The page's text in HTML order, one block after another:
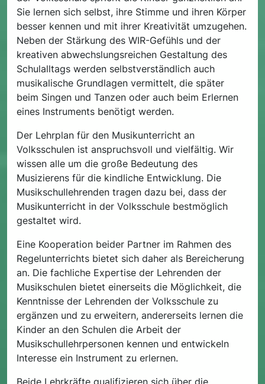
Sie lernen sich selbst, ihre Stimme und ihren Körper
besser kennen und mit ihrer Kreativität umzugehen.
Neben der Stärkung des WIR-Gefühls und der
kreativen abwechslungsreichen Gestaltung des
Schulalltags werden selbstverständlich auch
musikalische Grundlagen vermittelt, die später
beim Singen und Tanzen oder auch beim Erlernen
eines Instruments benötigt werden.
Der Lehrplan für den Musikunterricht an
Volksschulen ist anspruchsvoll und vielfältig. Wir
wissen alle um die große Bedeutung des
Musizierens für die kindliche Entwicklung. Die
Musikschullehrenden tragen dazu bei, dass der
Musikunterricht in der Volksschule bestmöglich
gestaltet wird.
Eine Kooperation beider Partner im Rahmen des
Regelunterrichts bietet sich daher als Bereicherung
an. Die fachliche Expertise der Lehrenden der
Musikschulen bietet einerseits die Möglichkeit, die
Kenntnisse der Lehrenden der Volksschule zu
ergänzen und zu erweitern, andererseits lernen die
Kinder an den Schulen die Arbeit der
Musikschullehrpersonen kennen und entwickeln
Interesse ein Instrument zu erlernen.
Beide Lehrkräfte qualifizieren sich über die